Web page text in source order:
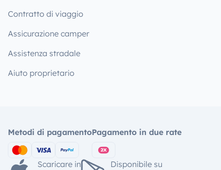
Contratto di viaggio
Assicurazione camper
Assistenza stradale
Aiuto proprietario
Metodi di pagamentoPagamento in due rate
Scaricare in Disponibile su